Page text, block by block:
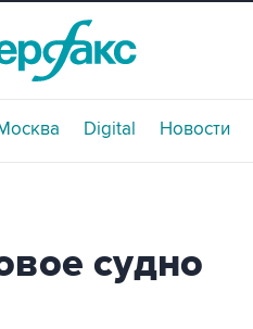
Digital Новости
судно